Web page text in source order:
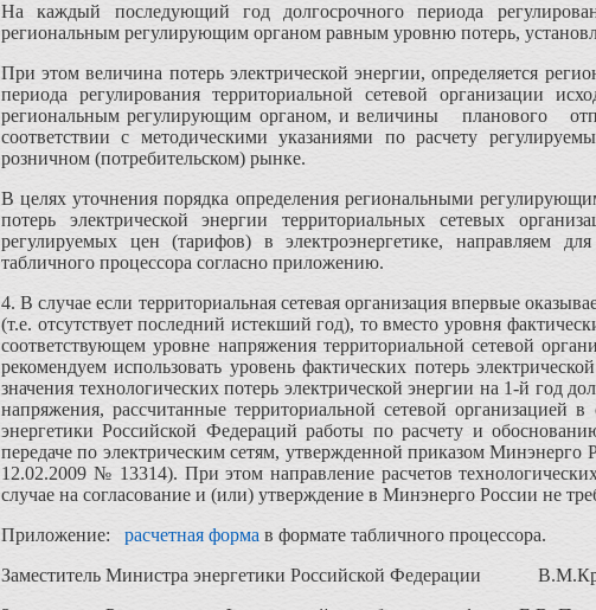
На каждый последующий год долгосрочного периода
региональным регулирующим органом равным уровню потерь,
При этом величина потерь электрической энергии, определяется
периода регулирования территориальной сетевой организации
региональным регулирующим органом, и величины планового
соответствии с методическими указаниями по расчету
розничном (потребительском) рынке.
В целях уточнения порядка определения региональными
потерь электрической энергии территориальных сетевых
регулируемых цен (тарифов) в электроэнергетике, направляем
табличного процессора согласно приложению.
4. В случае если территориальная сетевая организация впервые
(т.е. отсутствует последний истекший год), то вместо уровня
соответствующем уровне напряжения территориальной сетевой
рекомендуем использовать уровень фактических потерь
значения технологических потерь электрической энергии на 1-й год
напряжения, рассчитанные территориальной сетевой организацией
энергетики Российской Федераций работы по расчету и
передаче по электрическим сетям, утвержденной приказом
12.02.2009 № 13314). При этом направление расчетов
случае на согласование и (или) утверждение в Минэнерго России не
Приложение: расчетная форма в формате табличного процессора.
Заместитель Министра энергетики Российской Федерации